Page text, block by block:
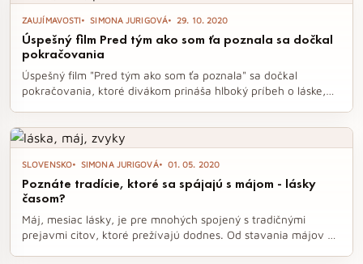
milujú!
ZAUJÍMAVOSTI SIMONA JURIGOVÁ 29. 10. 2020
Úspešný film Pred tým ako som ťa poznala sa dočkal
pokračovania
Úspešný film "Pred tým ako som ťa poznala" sa dočkal
pokračovania, ktoré divákom prináša hlboký príbeh o láske,
vedú k novým začiatkom a prekvapivým stretnutiam. Ak ste
fanúšikom emotívnych príbehov, táto trilógia vás určite
osloví.
SLOVENSKO SIMONA JURIGOVÁ 01. 05. 2020
Poznáte tradície, ktoré sa spájajú s májom - lásky
časom?
Máj, mesiac lásky, je pre mnohých spojený s tradičnými
prejavmi citov, ktoré prežívajú dodnes. Od stavania májov po